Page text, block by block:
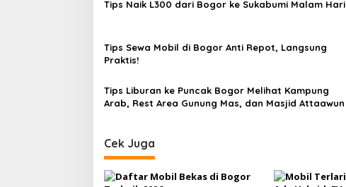
Tips Naik L300 dari Bogor ke Sukabumi Malam Hari
Tips Sewa Mobil di Bogor Anti Repot, Langsung
Praktis!
Tips Liburan ke Puncak Bogor Melihat Kampung
Arab, Rest Area Gunung Mas, dan Masjid Attaawun
Cek Juga